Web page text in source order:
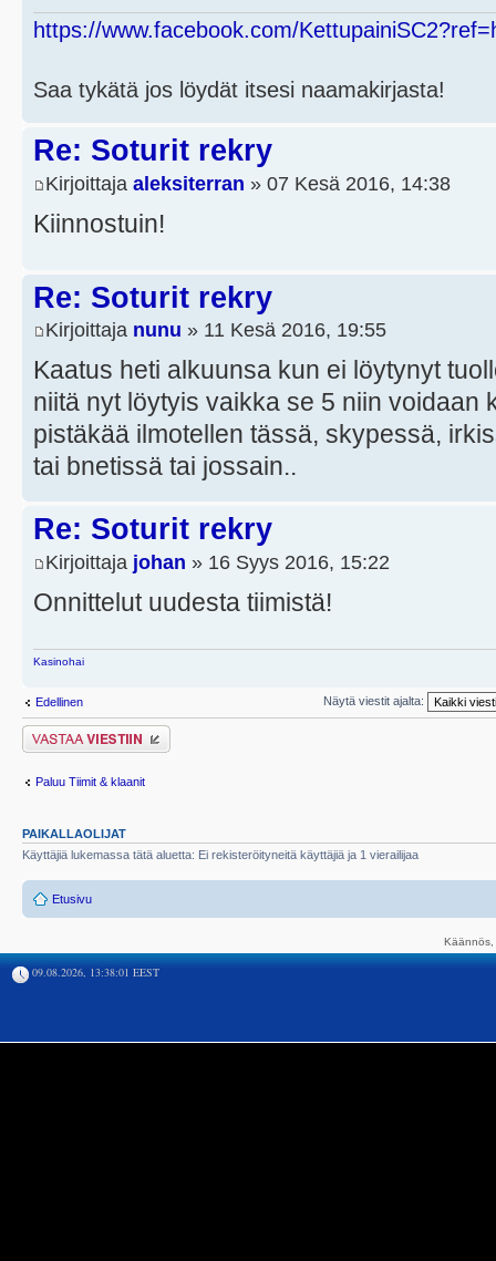
https://www.facebook.com/
Saa tykätä jos löydät itsesi naamakirjasta!
Re: Soturit rekry
Kirjoittaja aleksiterran » 07 Kesä 2016, 14:38
Kiinnostuin!
Re: Soturit rekry
Kirjoittaja nunu » 11 Kesä 2016, 19:55
Kaatus heti alkuunsa kun ei löytynyt
niitä nyt löytyis vaikka se 5 niin voidaan
pistäkää ilmotellen tässä, skypessä,
tai bnetissä tai jossain..
Re: Soturit rekry
Kirjoittaja johan » 16 Syys 2016, 15:22
Onnittelut uudesta tiimistä!
Kasinohai
Edellinen Näytä viestit ajalta:
Lähetä vastaus
Paluu Tiimit & klaanit
PAIKALLAOLIJAT
Käyttäjiä lukemassa tätä aluetta: Ei rekisteröityneitä käyttäjiä ja 1 vierailijaa
Etusivu
09.08.2026, 13:38:01 EEST